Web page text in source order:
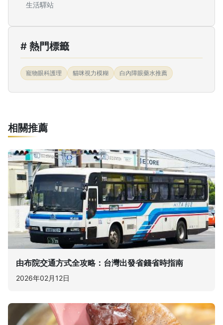
生活驛站
# 熱門標籤
寵物眼科護理 貓咪視力模糊 白內障眼藥水推薦
相關推薦
由布院交通方式全攻略：台灣出發省錢省時指南
2026年02月12日